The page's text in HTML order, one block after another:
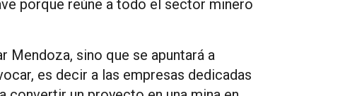
porque reúne a todo el sector minero
Mendoza, sino que se apuntará a
es decir a las empresas dedicadas